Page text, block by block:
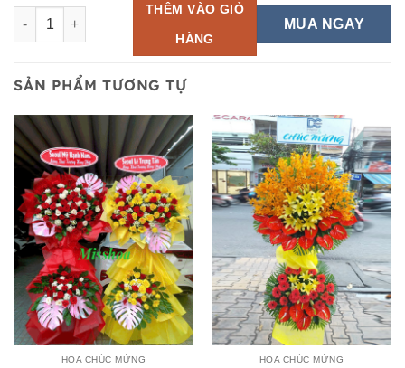
Hoa Khai Trương - HKT 122 số lượng
THÊM VÀO GIỎ
HÀNG
MUA NGAY
SẢN PHẨM TƯƠNG TỰ
HOA CHÚC MỪNG HOA CHÚC MỪNG